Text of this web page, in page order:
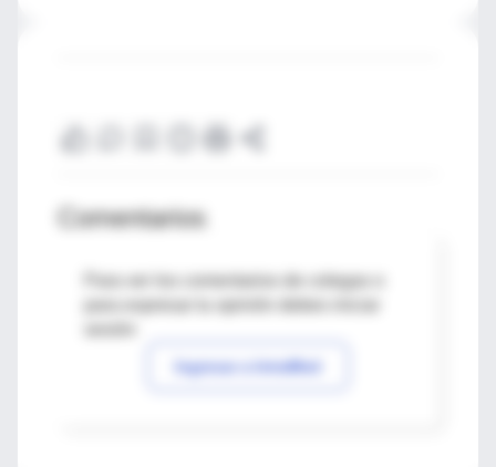
Comentarios
Para ver los comentarios de colegas o
Ingresar a IntraMed